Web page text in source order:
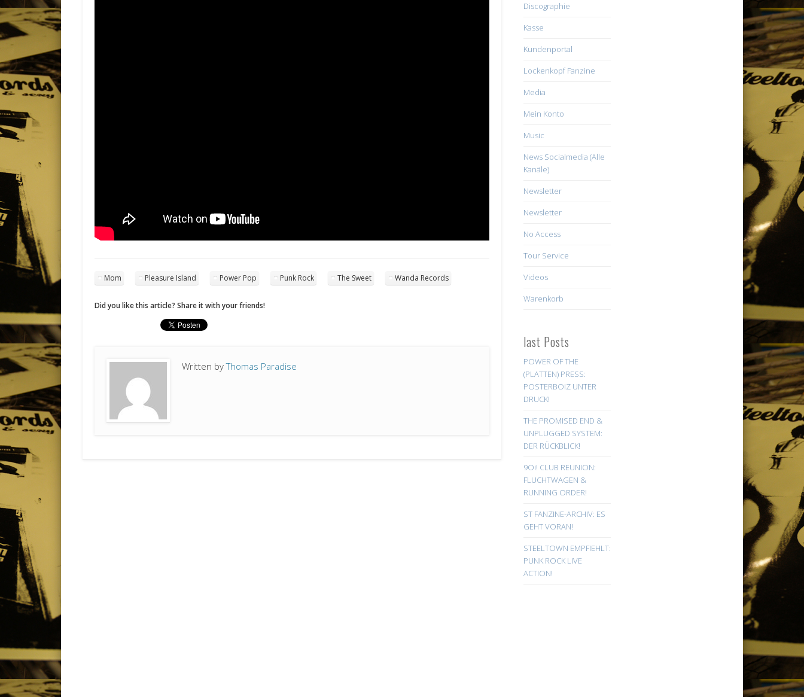
Mom Pleasure Island Power Pop Punk Rock The Sweet Wanda Records
Did you like this article? Share it with your friends!
Written byThomas Paradise
Discographie
Kasse
Kundenportal
Lockenkopf Fanzine
Media
Mein Konto
Music
News Socialmedia (Alle
Kanäle)
Newsletter
Newsletter
No Access
Tour Service
Videos
Warenkorb
last Posts
POWER OF THE
(PLATTEN) PRESS:
POSTERBOIZ UNTER
DRUCK!
THE PROMISED END &
UNPLUGGED SYSTEM:
DER RÜCKBLICK!
9Oi! CLUB REUNION:
FLUCHTWAGEN &
RUNNING ORDER!
ST FANZINE-ARCHIV: ES
GEHT VORAN!
STEELTOWN EMPFIEHLT:
PUNK ROCK LIVE
ACTION!